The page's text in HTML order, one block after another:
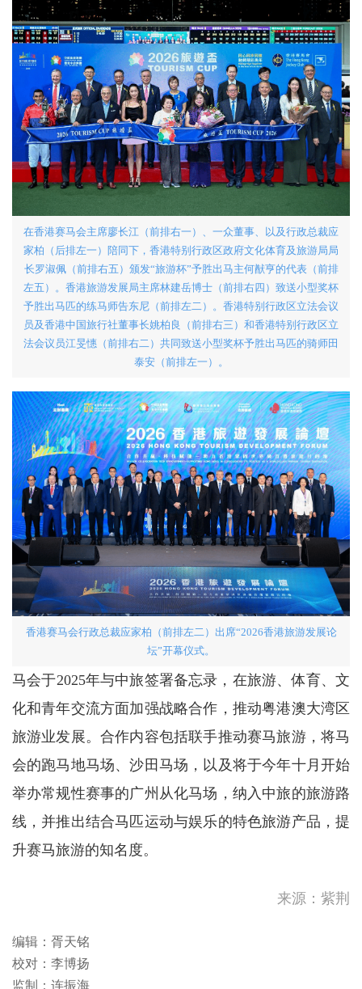
在香港赛马会主席廖长江（前排右一）、一众董事、以及行政总裁应
家柏（后排左一）陪同下，香港特别行政区政府文化体育及旅游局局
长罗淑佩（前排右五）颁发“旅游杯”予胜出马主何猷亨的代表（前排
左五）。香港旅游发展局主席林建岳博士（前排右四）致送小型奖杯
予胜出马匹的练马师告东尼（前排左二）。香港特别行政区立法会议
员及香港中国旅行社董事长姚柏良（前排右三）和香港特别行政区立
法会议员江旻憓（前排右二）共同致送小型奖杯予胜出马匹的骑师田
泰安（前排左一）。
香港赛马会行政总裁应家柏（前排左二）出席“2026香港旅游发展论
坛”开幕仪式。
马会于2025年与中旅签署备忘录，在旅游、体育、文
化和青年交流方面加强战略合作，推动粤港澳大湾区
旅游业发展。合作内容包括联手推动赛马旅游，将马
会的跑马地马场、沙田马场，以及将于今年十月开始
举办常规性赛事的广州从化马场，纳入中旅的旅游路
线，并推出结合马匹运动与娱乐的特色旅游产品，提
升赛马旅游的知名度。
来源：紫荆
编辑：胥天铭
校对：李博扬
监制：连振海